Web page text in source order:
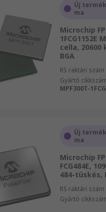
Új
ma
Microchip
1FCG1152E
cella, 20600
BGA
RS raktári szám
Gyártó
MPF300T-
Új
ma
Microchip
FCG484E,
484-tüskés,
RS raktári szám
Gyártó